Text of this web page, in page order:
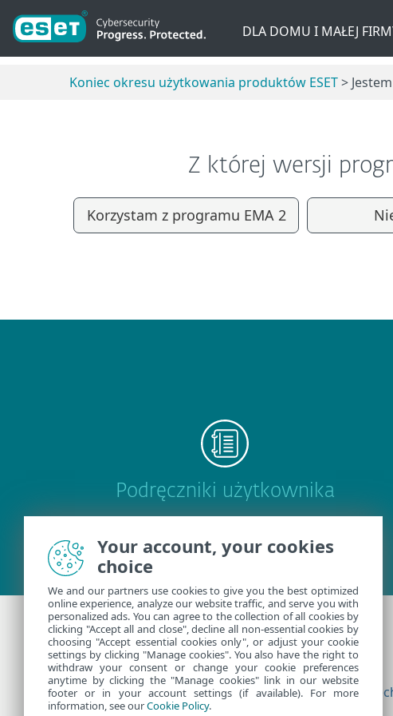
DLA DOMU I MAŁEJ
Koniec okresu użytkowania produktów ESET>
Z której wersji
Korzystam z programu EMA 2
Podręczniki użytkownika
Dodatkowa pomoc
Skontaktuj się z działem pomocy
Your account, your cookies
choice
We and our partners use cookies to give you the best optimized
online experience, analyze our website traffic, and serve you with
personalized ads. You can agree to the collection of all cookies by
clicking "Accept all and close", decline all non-essential cookies by
choosing "Accept essential cookies only", or adjust your cookie
settings by clicking "Manage cookies". You also have the right to
withdraw your consent or change your cookie preferences
anytime by clicking the "Manage cookies" link in our website
footer or in your account settings (if available). For more
information, see ourCookie Policy.